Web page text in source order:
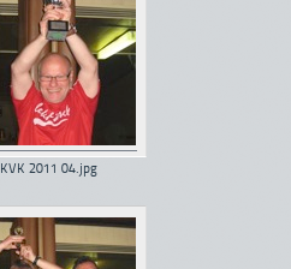
KVK 2011 04.jpg